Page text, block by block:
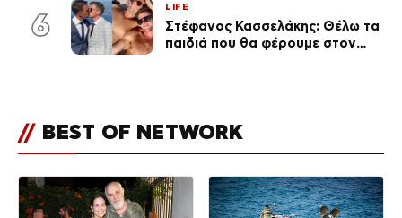
6
LIFE
Στέφανος Κασσελάκης: Θέλω τα
παιδιά που θα φέρουμε στον
// BEST OF NETWORK